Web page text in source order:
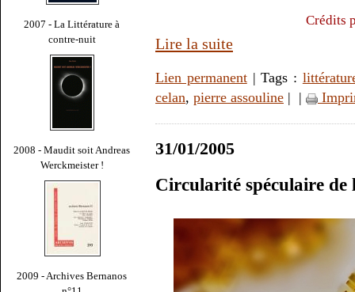
2007 - La Littérature à
contre-nuit
2008 - Maudit soit Andreas
Werckmeister !
2009 - Archives Bernanos
Crédits
Lire la suite
Lien permanent| Tags :
celan, pierre assouline | |
31/01/2005
Circularité spéculaire de